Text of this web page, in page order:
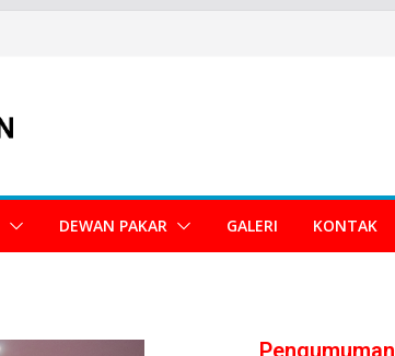
DEWAN PAKAR GALERI KONTAK
Pengumuman